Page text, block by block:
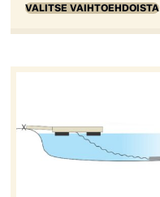
VALITSE VAIHTOEHDOISTA